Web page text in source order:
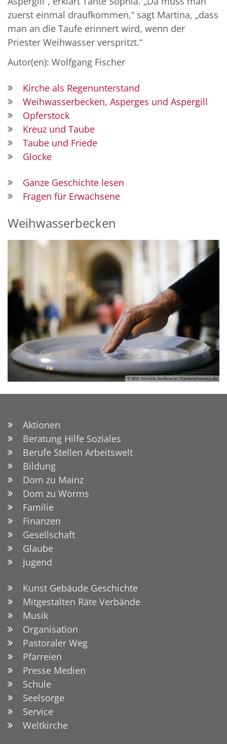
zuerst einmal draufkommen,“ sagt Martina, „dass
man an die Taufe erinnert wird, wenn der
Priester Weihwasser verspritzt.“
Autor(en): Wolfgang Fischer
Kirche als Regenunterstand
Weihwasserbecken, Asperges und Aspergill
Opferstock
Kreuz und Taube
Taube und Friede
Glocke
Ganze Geschichte lesen
Fragen für Erwachsene
Weihwasserbecken
© Bild: Hendrik Steffens In: Pfarrbriefservice.de
Aktionen
Beratung Hilfe Soziales
Berufe Stellen Arbeitswelt
Bildung
Dom zu Mainz
Dom zu Worms
Familie
Finanzen
Gesellschaft
Glaube
Jugend
Kunst Gebäude Geschichte
Mitgestalten Räte Verbände
Musik
Organisation
Pastoraler Weg
Pfarreien
Presse Medien
Schule
Seelsorge
Service
Weltkirche